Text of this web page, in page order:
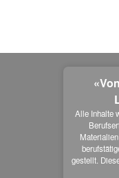
Alle Inhalte
gestellt.